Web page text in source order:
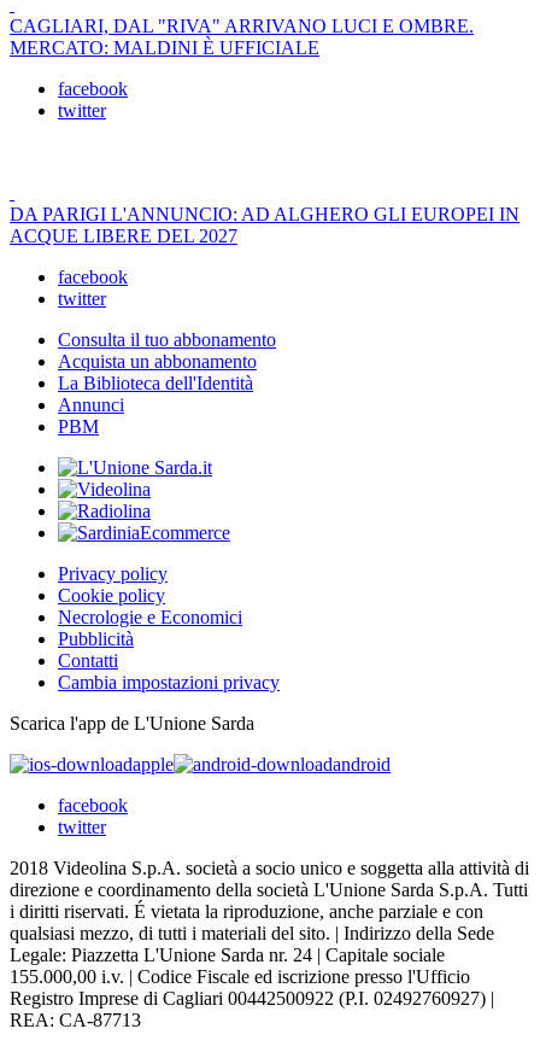
CAGLIARI, DAL "RIVA" ARRIVANO LUCI E OMBRE.
MERCATO: MALDINI È UFFICIALE
facebook
twitter
DA PARIGI L'ANNUNCIO: AD ALGHERO GLI EUROPEI IN
ACQUE LIBERE DEL 2027
facebook
twitter
Consulta il tuo abbonamento
Acquista un abbonamento
La Biblioteca dell'Identità
Annunci
PBM
Privacy policy
Cookie policy
Necrologie e Economici
Pubblicità
Contatti
Cambia impostazioni privacy
Scarica l'app de L'Unione Sarda
apple
android
facebook
twitter
2018 Videolina S.p.A. società a socio unico e soggetta alla attività di
direzione e coordinamento della società L'Unione Sarda S.p.A. Tutti
i diritti riservati. É vietata la riproduzione, anche parziale e con
qualsiasi mezzo, di tutti i materiali del sito. | Indirizzo della Sede
Legale: Piazzetta L'Unione Sarda nr. 24 | Capitale sociale
155.000,00 i.v. | Codice Fiscale ed iscrizione presso l'Ufficio
Registro Imprese di Cagliari 00442500922 (P.I. 02492760927) |
REA: CA-87713